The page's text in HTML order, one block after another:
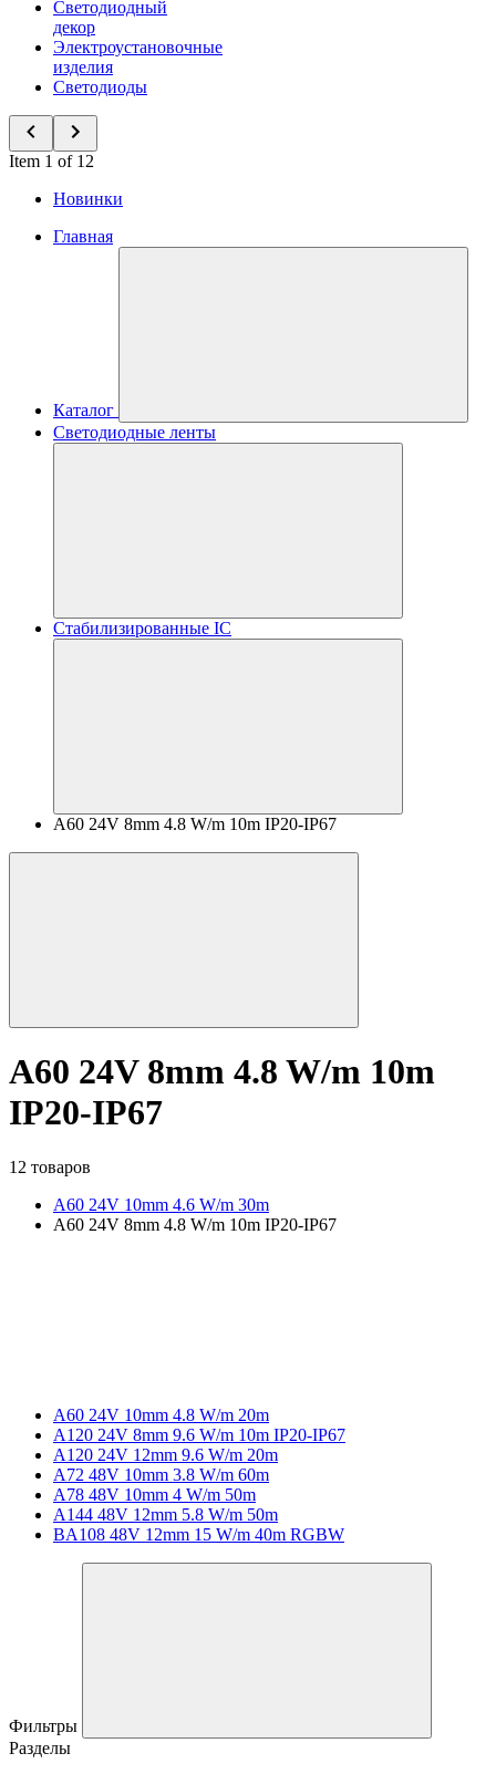
Светодиодный
декор
Электроустановочные
изделия
Светодиоды
Item 1 of 12
Новинки
Главная
Каталог
Светодиодные ленты
Стабилизированные IC
A60 24V 8mm 4.8 W/m 10m IP20-IP67
A60 24V 8mm 4.8 W/m 10m
IP20-IP67
12 товаров
A60 24V 10mm 4.6 W/m 30m
A60 24V 8mm 4.8 W/m 10m IP20-IP67
A60 24V 10mm 4.8 W/m 20m
A120 24V 8mm 9.6 W/m 10m IP20-IP67
A120 24V 12mm 9.6 W/m 20m
A72 48V 10mm 3.8 W/m 60m
A78 48V 10mm 4 W/m 50m
A144 48V 12mm 5.8 W/m 50m
BA108 48V 12mm 15 W/m 40m RGBW
Фильтры
Разделы